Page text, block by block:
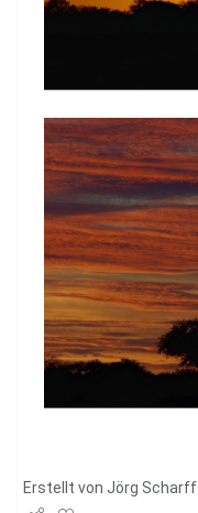
Erstellt von Jörg Scharff